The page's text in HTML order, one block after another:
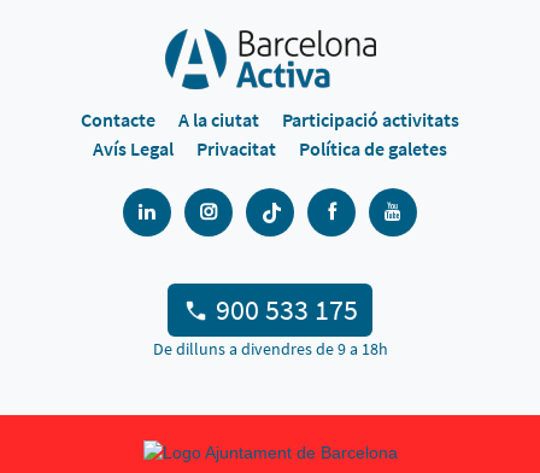
Contacte A la ciutat
Participació activitats
Avís Legal
Privacitat Política de galetes
900 533 175
De dilluns a divendres de 9 a 18h